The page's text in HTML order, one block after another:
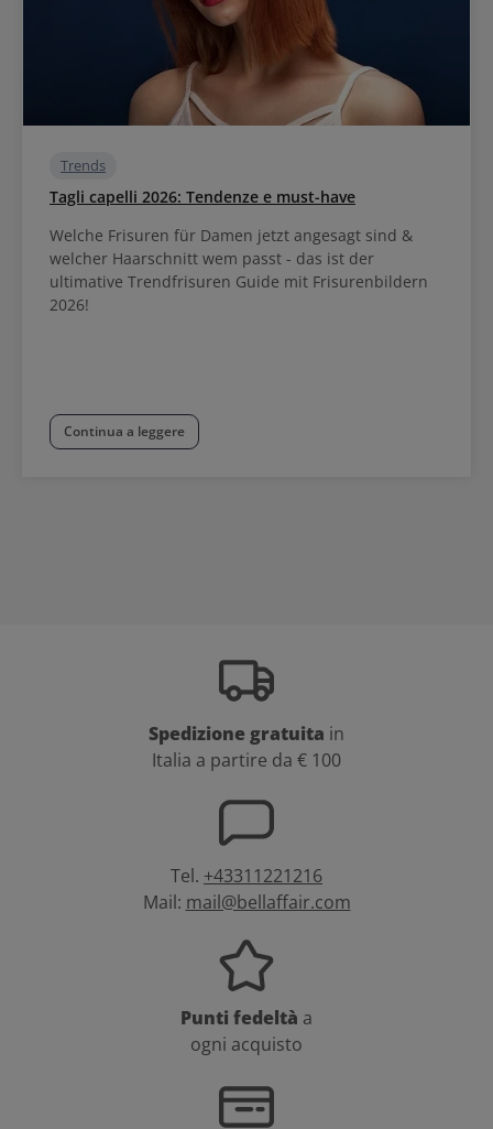
Trends
Tagli capelli 2026: Tendenze e must-have
Welche Frisuren für Damen jetzt angesagt sind &
welcher Haarschnitt wem passt - das ist der
ultimative Trendfrisuren Guide mit Frisurenbildern
2026!
Continua a leggere
Spedizione gratuita in
Italia a partire da € 100
Tel. +43311221216
Mail: mail@bellaffair.com
Punti fedeltà a
ogni acquisto